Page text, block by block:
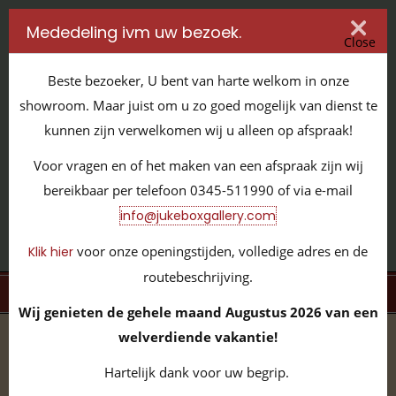
IT'S ALL ABOUT JUKEBOXES
GILDENSTRAAT 32 / 4143 HS LEERDAM / TEL:
0345 - 511990
INFO@JUKEBOXGALLERY.COM
volledige collectie / nieuwe jukeboxen
Mededeling ivm uw bezoek. Close
Beste bezoeker, U bent van harte welkom in onze
showroom. Maar juist om u zo goed mogelijk van dienst te
kunnen zijn verwelkomen wij u alleen op afspraak!
Voor vragen en of het maken van een afspraak zijn wij
bereikbaar per telefoon 0345-511990 of via e-mail
info@jukeboxgallery.com
Klik hier voor onze openingstijden, volledige adres en de
routebeschrijving.
Wij genieten de gehele maand Augustus 2026 van een
welverdiende vakantie!
Hartelijk dank voor uw begrip.